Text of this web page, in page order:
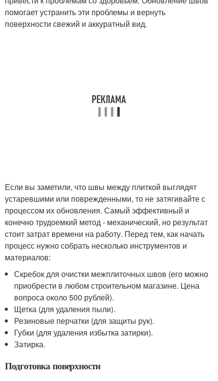
помогает устранить эти проблемы и вернуть
поверхности свежий и аккуратный вид.
Если вы заметили, что швы между плиткой выглядят
устаревшими или поврежденными, то не затягивайте с
процессом их обновления. Самый эффективный и
конечно трудоемкий метод - механический, но результат
стоит затрат времени на работу. Перед тем, как начать
процесс нужно собрать несколько инструментов и
материалов:
Скребок для очистки межплиточных швов (его можно
приобрести в любом строительном магазине. Цена
вопроса около 500 рублей).
Щетка (для удаления пыли).
Резиновые перчатки (для защиты рук).
Губки (для удаления избытка затирки).
Затирка.
Подготовка поверхности